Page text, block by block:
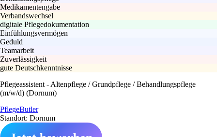
Medikamentengabe
Verbandswechsel
digitale Pflegedokumentation
Einfühlungsvermögen
Geduld
Teamarbeit
Zuverlässigkeit
gute Deutschkenntnisse
Pflegeassistent - Altenpflege / Grundpflege / Behandlungspflege
(m/w/d) (Dornum)
PflegeButler
Standort: Dornum